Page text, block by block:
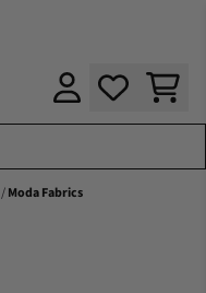
/Moda Fabrics